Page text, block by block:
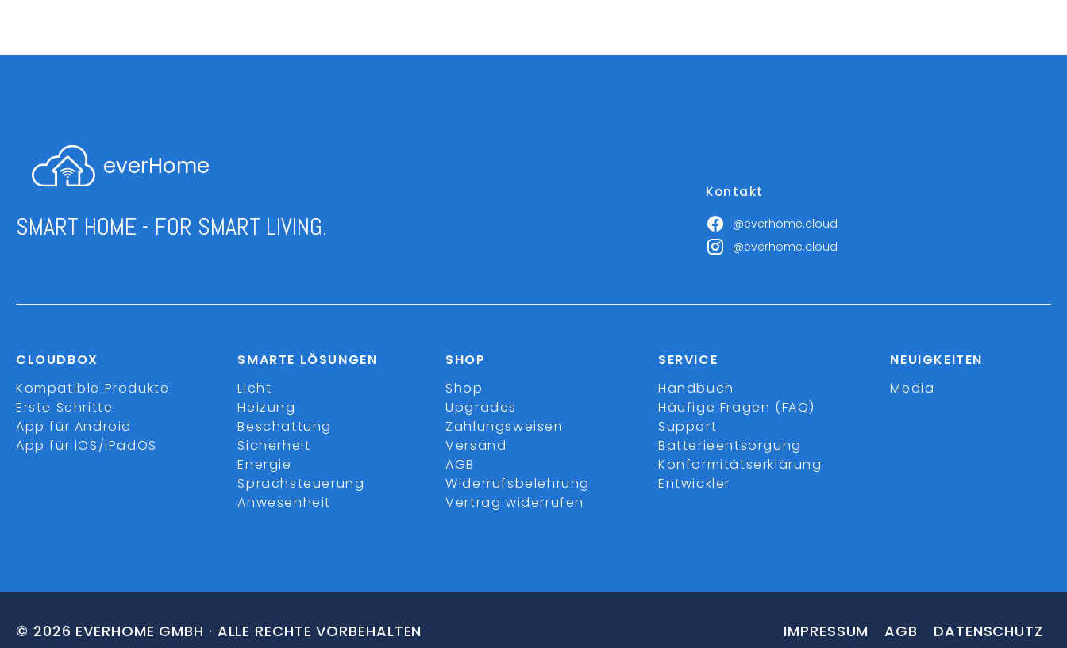
everHome
SMART HOME - FOR SMART LIVING.
Kontakt
@everhome.cloud
@everhome.cloud
CLOUDBOX
Kompatible Produkte
Erste Schritte
App für Android
App für iOS/iPadOS
SMARTE LÖSUNGEN
Licht
Heizung
Beschattung
Sicherheit
Energie
Sprachsteuerung
Anwesenheit
SHOP
Shop
Upgrades
Zahlungsweisen
Versand
AGB
Widerrufsbelehrung
Vertrag widerrufen
SERVICE
Handbuch
Häufige Fragen (FAQ)
Support
Batterieentsorgung
Konformitätserklärung
Entwickler
NEUIGKEITEN
Media
© 2026 EVERHOME GMBH · ALLE RECHTE VORBEHALTEN IMPRESSUM AGB DATENSCHUTZ